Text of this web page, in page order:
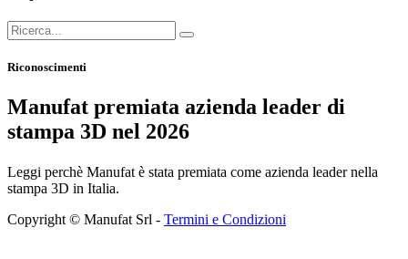
Riconoscimenti
Manufat premiata azienda leader di
stampa 3D nel 2026
Leggi perchè Manufat è stata premiata come azienda leader nella
stampa 3D in Italia.
Copyright © Manufat Srl - Termini e Condizioni